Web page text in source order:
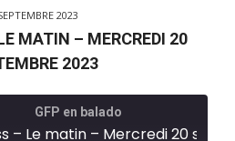
2023
MATIN – MERCREDI 20
2023
GFP en balado